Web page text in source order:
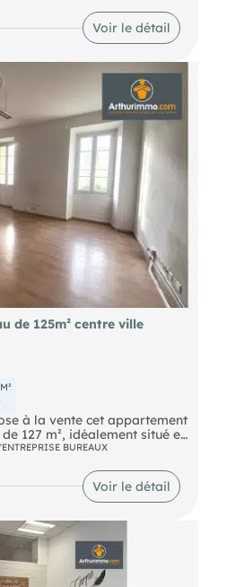
professions juridiques ; un
pour toute profession
octobre 2026
vous agence
Voir le détail
de 125m² centre ville
à la vente cet appartement
127 m², idéalement situé en
aussi bien pour un
pour des bureaux.
convient parfaitement
un cabinet ou un projet
à sa surface généreuse, sa
central, à
de toutes les commodités.
BUREAUX
Voir le détail